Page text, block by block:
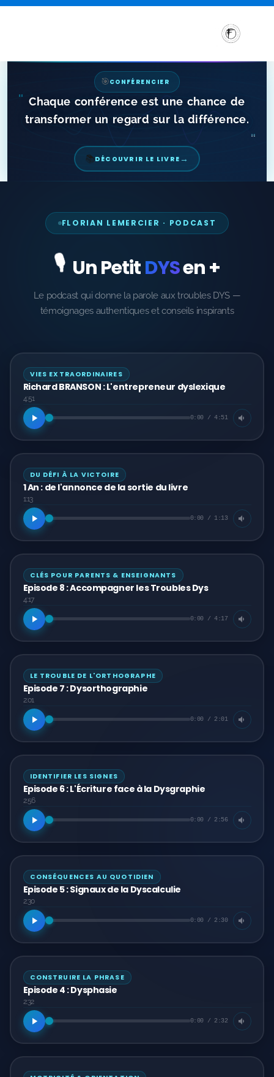
🎯CONFÉRENCIER
" Chaque conférence est une chance de
transformer un regard sur la différence.
"
📚DÉCOUVRIR LE LIVRE →
FLORIAN LEMERCIER · PODCAST
🎙️ Un PetitDYSen +
Le podcast qui donne la parole aux troubles DYS —
témoignages authentiques et conseils inspirants
VIES EXTRAORDINAIRES
Richard BRANSON : L'entrepreneur dyslexique
4:51
0:00 / 4:51
DU DÉFI À LA VICTOIRE
1 An : de l'annonce de la sortie du livre
1:13
0:00 / 1:13
CLÉS POUR PARENTS & ENSEIGNANTS
Episode 8 : Accompagner les Troubles Dys
4:17
0:00 / 4:17
LE TROUBLE DE L'ORTHOGRAPHE
Episode 7 : Dysorthographie
2:01
0:00 / 2:01
IDENTIFIER LES SIGNES
Episode 6 : L'Écriture face à la Dysgraphie
2:56
0:00 / 2:56
CONSÉQUENCES AU QUOTIDIEN
Episode 5 : Signaux de la Dyscalculie
2:30
0:00 / 2:30
CONSTRUIRE LA PHRASE
Episode 4 : Dysphasie
2:32
0:00 / 2:32
Sensibilisation et Conférences sur les troubles DYS
Formations aux troubles DYS
F LEMERCIER PRODUCTIONS
🎬 Studio Vidéos
🎨Studio Graphique
🎙️ Studio Voix off
💼 Services formations
Mes Podcasts
Quartier Libre
UN PETIT DYS EN +
Les Vies Extraordinaires